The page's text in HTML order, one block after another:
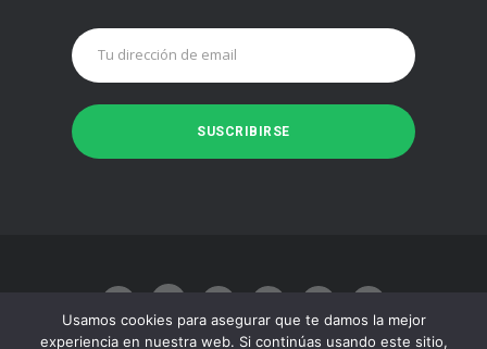
Usamos cookies para asegurar que te damos la mejor
experiencia en nuestra web. Si continúas usando este sitio,